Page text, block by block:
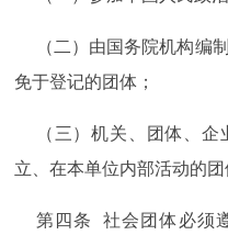
（二）由国务院机构编
免于登记的团体；
（三）机关、团体、
立、在本单位内部活动的团
第四条 社会团体必须